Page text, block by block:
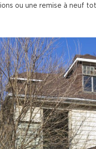
ou une remise à neuf